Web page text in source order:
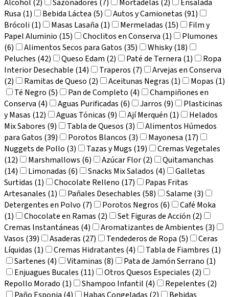
Alcohol (2)
Sazonadores (7) Mortadelas (2)
Ensalada
Rusa (1)
Bebida Láctea (5)
Autos y Camionetas (91)
Brócoli (1)
Masas Lasaña (1) Mermeladas (15)
Film y
Papel Aluminio (15)
Choclitos en Conserva (1)
Plumones
(6)
Alimentos Secos para Gatos (35)
Whisky (18)
Peluches (42)
Queso Edam (2) Paté de Ternera (1)
Ropa
Interior Desechable (14)
Traperos (7)
Arvejas en Conserva
(2)
Ramitas de Queso (2) Aceitunas Negras (1)
Mopas (1)
Té Negro (5)
Pan de Completo (4)
Champiñones en
Conserva (4)
Aguas Purificadas (6) Jarros (9)
Plasticinas
y Masas (12)
Aguas Tónicas (9) Ají Merquén (1)
Helados
Mix Sabores (9)
Tabla de Quesos (3)
Alimentos Húmedos
para Gatos (39)
Porotos Blancos (3)
Mayonesa (17)
Nuggets de Pollo (3)
Tazas y Mugs (19)
Cremas Vegetales
(12)
Marshmallows (6) Azúcar Flor (2)
Quitamanchas
(14)
Limonadas (6) Snacks Mix Salados (4)
Galletas
Surtidas (1)
Chocolate Relleno (17)
Papas Fritas
Artesanales (1)
Pañales Desechables (58)
Salame (3)
Detergentes en Polvo (7)
Porotos Negros (6)
Café Moka
(1)
Chocolate en Ramas (2)
Set Figuras de Acción (2)
Cremas Instantáneas (4)
Aromatizantes de Ambientes (3)
Vasos (39)
Asaderas (27) Tendederos de Ropa (5)
Ceras
Líquidas (1)
Cremas Hidratantes (4)
Tabla de Fiambres (1)
Sartenes (4)
Vitaminas (8)
Pata de Jamón Serrano (1)
Enjuagues Bucales (11)
Otros Quesos Especiales (2)
Repollo Morado (1)
Shampoo Infantil (4)
Repelentes (2)